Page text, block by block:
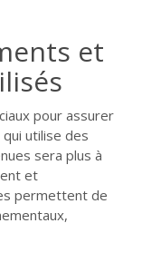
et
pour assurer
utilise des
sera plus à
et
permettent de